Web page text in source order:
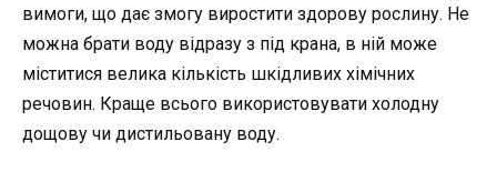
вимоги, що дає змогу виростити здорову рослину. Не
можна брати воду відразу з під крана, в ній може
міститися велика кількість шкідливих хімічних
речовин. Краще всього використовувати холодну
дощову чи дистильовану воду.